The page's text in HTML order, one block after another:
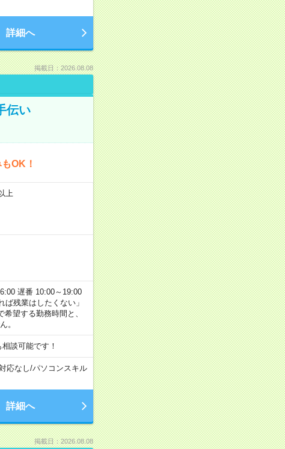
詳細へ
掲載日：2026.08.08
伝い
OK！
上
遅番 10:00～19:00
残業はしたくない」
望する勤務時間と、
。
談可能です！
応なし/パソコンスキル
詳細へ
掲載日：2026.08.08